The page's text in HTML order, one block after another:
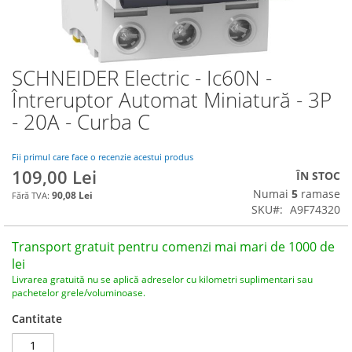
SCHNEIDER Electric - Ic60N -
Întreruptor Automat Miniatură - 3P
- 20A - Curba C
Fii primul care face o recenzie acestui produs
109,00 Lei
90,08 Lei
ÎN STOC
Numai 5 ramase
SKU
A9F74320
Transport gratuit pentru comenzi mai mari de 1000 de
lei
Livrarea gratuită nu se aplică adreselor cu kilometri suplimentari sau
pachetelor grele/voluminoase.
Cantitate
Skip
to
the
beginning
the
images
gallery